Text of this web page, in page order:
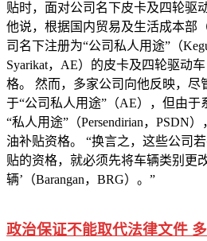
贴时，面对公司名下皮卡及四轮驱
他说，根据国内贸易及生活成本部
司名下注册为“公司私人用途”（
Syarikat，AE）的皮卡及四轮驱动
格。 然而，多家公司向他反映，尽
于“公司私人用途”（AE），但由于
“私人用途”（Persendirian，PSDN
油补贴资格。 “换言之，这些公司
贴的资格，就必须先将车辆类别更
辆’（Barangan，BRG）。”
政治保证不能取代法律文件